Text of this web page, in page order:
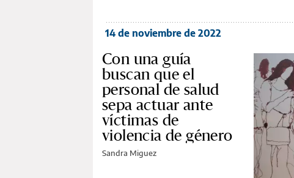
14 de noviembre de 2022
Con una guía
buscan que el
personal de salud
sepa actuar ante
víctimas de
violencia de género
Sandra Miguez